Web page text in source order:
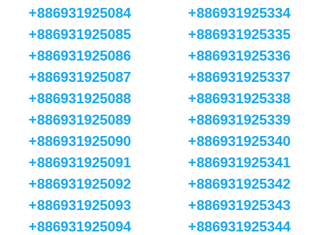
+886931925084
+886931925085
+886931925086
+886931925087
+886931925088
+886931925089
+886931925090
+886931925091
+886931925092
+886931925093
+886931925094
+886931925334
+886931925335
+886931925336
+886931925337
+886931925338
+886931925339
+886931925340
+886931925341
+886931925342
+886931925343
+886931925344